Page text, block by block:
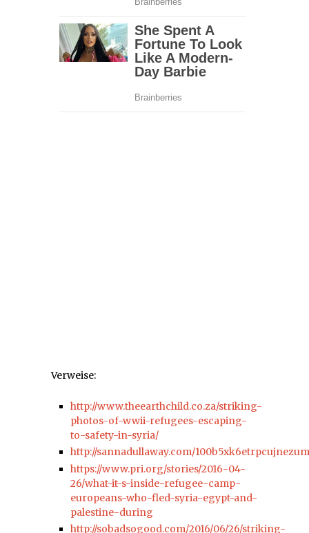
Verweise:
http://www.theearthchild.co.za/striking-
photos-of-wwii-refugees-escaping-
to-safety-in-syria/
http://sannadullaway.com/
https://www.pri.org/stories/2016-04-
26/what-it-s-inside-refugee-camp-
europeans-who-fled-syria-egypt-and-
palestine-during
http://sobadsogood.com/2016/06/26/striking-